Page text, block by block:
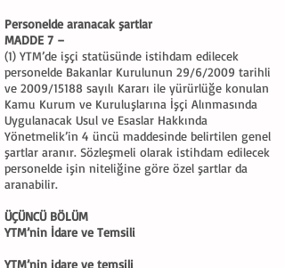
Personelde aranacak şartlar
MADDE 7 –
(1) YTM’de işçi statüsünde istihdam edilecek
personelde Bakanlar Kurulunun 29/6/2009 tarihli
ve 2009/15188 sayılı Kararı ile yürürlüğe konulan
Kamu Kurum ve Kuruluşlarına İşçi Alınmasında
Uygulanacak Usul ve Esaslar Hakkında
Yönetmelik’in 4 üncü maddesinde belirtilen genel
şartlar aranır. Sözleşmeli olarak istihdam edilecek
personelde işin niteliğine göre özel şartlar da
aranabilir.
ÜÇÜNCÜ BÖLÜM
YTM’nin İdare ve Temsili
YTM’nin idare ve temsili